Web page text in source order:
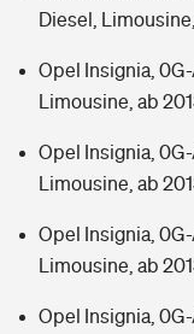
Diesel,
Opel Insignia, 0G-
Limousine, ab
Opel Insignia, 0G-
Limousine, ab
Opel Insignia, 0G-
Limousine, ab
Opel Insignia, 0G-